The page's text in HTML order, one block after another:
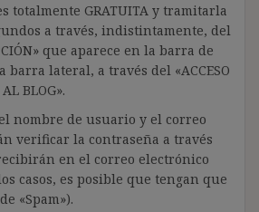
totalmente GRATUITA y tramitarla
a través, indistintamente, del
que aparece en la barra de
barra lateral, a través del «ACCESO
BLOG».
nombre de usuario y el correo
verificar la contraseña a través
en el correo electrónico
casos, es posible que tengan que
«Spam»).